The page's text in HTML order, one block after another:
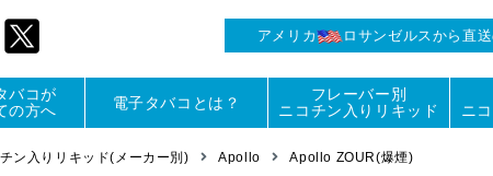
アメリカ ロサンゼルスから 直
バコが
の方へ
電子タバコとは？
フレーバー別
ニコチン入りリキッド
ニ
ン入りリキッド(メーカー別) Apollo Apollo ZOUR(爆煙)